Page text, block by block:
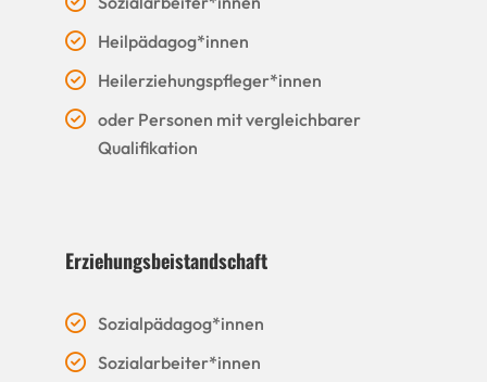
Heilpädagog*innen
Heilerziehungspfleger*innen
oder Personen mit vergleichbarer
Qualifikation
Erziehungsbeistandschaft
Sozialpädagog*innen
Sozialarbeiter*innen